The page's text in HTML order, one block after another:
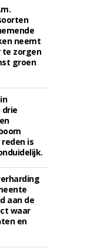
neemt
te zorgen
groen
drie
is
aan de
waar
en